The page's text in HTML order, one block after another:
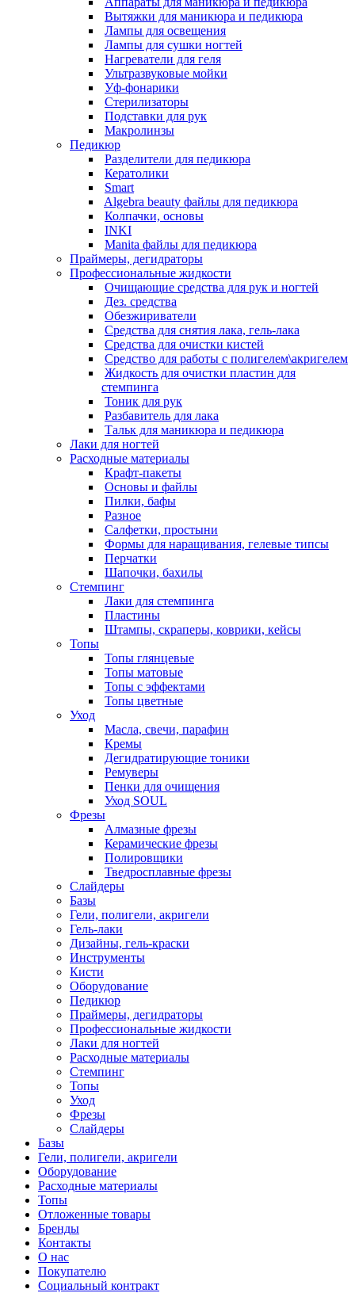
Вытяжки для маникюра и педикюра
Лампы для освещения
Лампы для сушки ногтей
Нагреватели для геля
Ультразвуковые мойки
Уф-фонарики
Стерилизаторы
Подставки для рук
Макролинзы
Педикюр
Разделители для педикюра
Кератолики
Smart
Algebra beauty файлы для педикюра
Колпачки, основы
INKI
Manita файлы для педикюра
Праймеры, дегидраторы
Профессиональные жидкости
Очищающие средства для рук и ногтей
Дез. средства
Обезжириватели
Средства для снятия лака, гель-лака
Средства для очистки кистей
Средство для работы с полигелем\акригелем
Жидкость для очистки пластин для
стемпинга
Тоник для рук
Разбавитель для лака
Тальк для маникюра и педикюра
Лаки для ногтей
Расходные материалы
Крафт-пакеты
Основы и файлы
Пилки, бафы
Разное
Салфетки, простыни
Формы для наращивания, гелевые типсы
Перчатки
Шапочки, бахилы
Стемпинг
Лаки для стемпинга
Пластины
Штампы, скраперы, коврики, кейсы
Топы
Топы глянцевые
Топы матовые
Топы с эффектами
Топы цветные
Уход
Масла, свечи, парафин
Кремы
Дегидратирующие тоники
Ремуверы
Пенки для очищения
Уход SOUL
Фрезы
Алмазные фрезы
Керамические фрезы
Полировщики
Тведросплавные фрезы
Слайдеры
Базы
Гели, полигели, акригели
Гель-лаки
Дизайны, гель-краски
Инструменты
Кисти
Оборудование
Педикюр
Праймеры, дегидраторы
Профессиональные жидкости
Лаки для ногтей
Расходные материалы
Стемпинг
Топы
Уход
Фрезы
Слайдеры
Базы
Гели, полигели, акригели
Оборудование
Расходные материалы
Топы
Отложенные товары
Бренды
Контакты
О нас
Покупателю
Социальный контракт